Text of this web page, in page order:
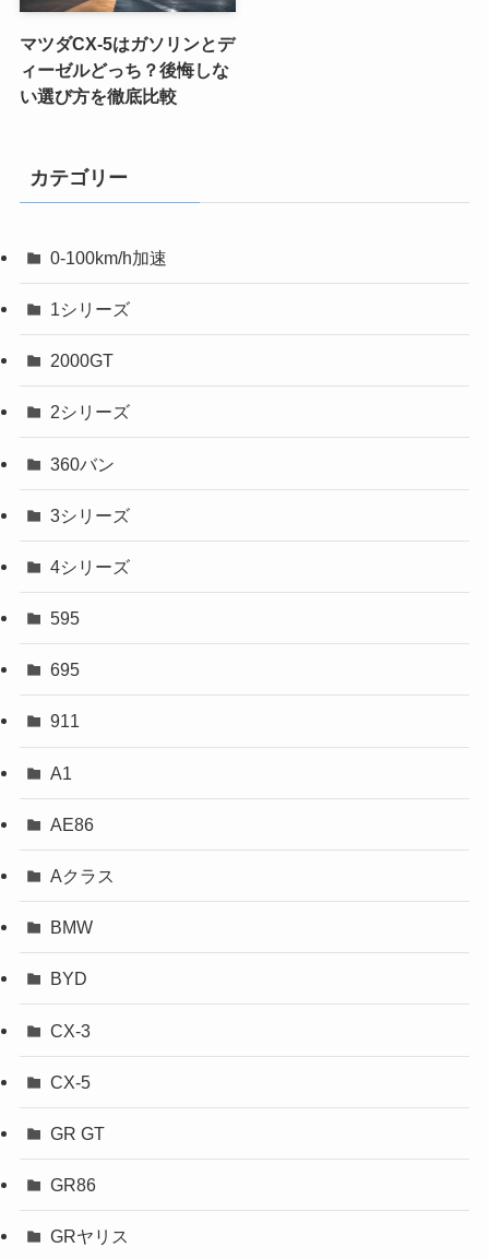
マツダCX-5はガソリンとデ
ィーゼルどっち？後悔しな
い選び方を徹底比較
カテゴリー
0-100km/h加速
1シリーズ
2000GT
2シリーズ
360バン
3シリーズ
4シリーズ
595
695
911
A1
AE86
Aクラス
BMW
BYD
CX-3
CX-5
GR GT
GR86
GRヤリス